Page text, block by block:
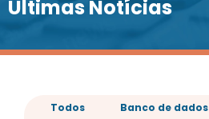
Últimas Notícias
Todos Banco de dados